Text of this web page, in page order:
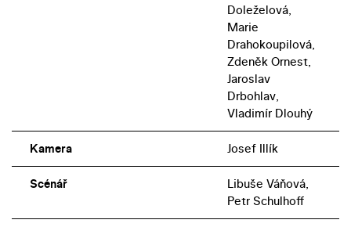
Doleželová,
Marie
Drahokoupilová,
Zdeněk Ornest,
Jaroslav
Drbohlav,
Vladimír Dlouhý
Kamera Josef Illík
Scénář
Libuše Váňová,
Petr Schulhoff